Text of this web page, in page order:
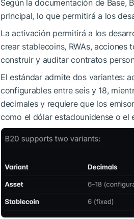
Según la documentación de Base,
principal, lo que permitirá a los
La activación permitirá a los
crear stablecoins, RWAs,
construir y auditar contratos
El estándar admite dos variantes:
configurables entre seis y 18,
decimales y requiere que los
como el dólar estadounidense o el